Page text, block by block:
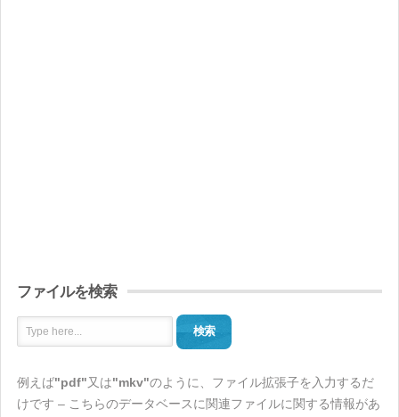
ファイルを検索
検索
例えば"pdf"又は"mkv"のように、ファイル拡張子を入力するだ
けです – こちらのデータベースに関連ファイルに関する情報があ